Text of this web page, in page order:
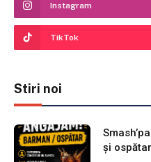
Instagram
TikTok
Stiri noi
și